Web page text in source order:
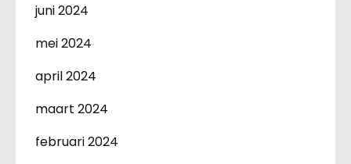
juni 2024
mei 2024
april 2024
maart 2024
februari 2024